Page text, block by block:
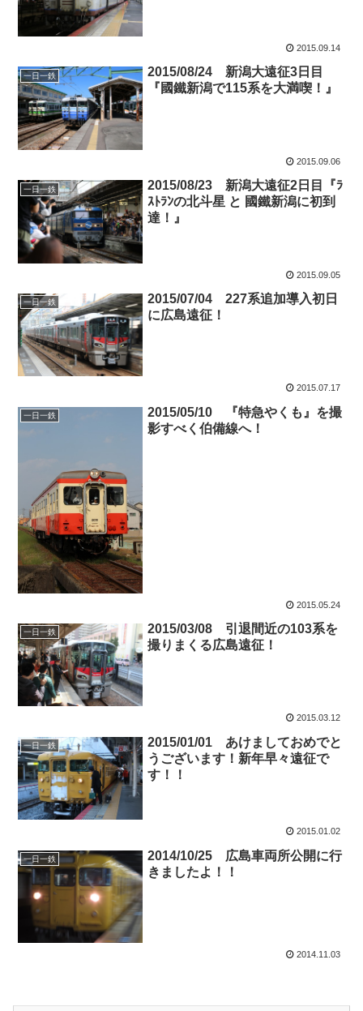
2015.09.14
一日一鉄
2015/08/24 新潟大遠征3日目
『國鐵新潟で115系を大満喫！』
2015.09.06
一日一鉄
2015/08/23 新潟大遠征2日目『ﾗ
ｽﾄﾗﾝの北斗星 と 國鐵新潟に初到
達！』
2015.09.05
一日一鉄
2015/07/04 227系追加導入初日
に広島遠征！
2015.07.17
一日一鉄
2015/05/10 『特急やくも』を撮
影すべく伯備線へ！
2015.05.24
一日一鉄
2015/03/08 引退間近の103系を
撮りまくる広島遠征！
2015.03.12
一日一鉄
2015/01/01 あけましておめでと
うございます！新年早々遠征で
す！！
2015.01.02
一日一鉄
2014/10/25 広島車両所公開に行
きましたよ！！
2014.11.03